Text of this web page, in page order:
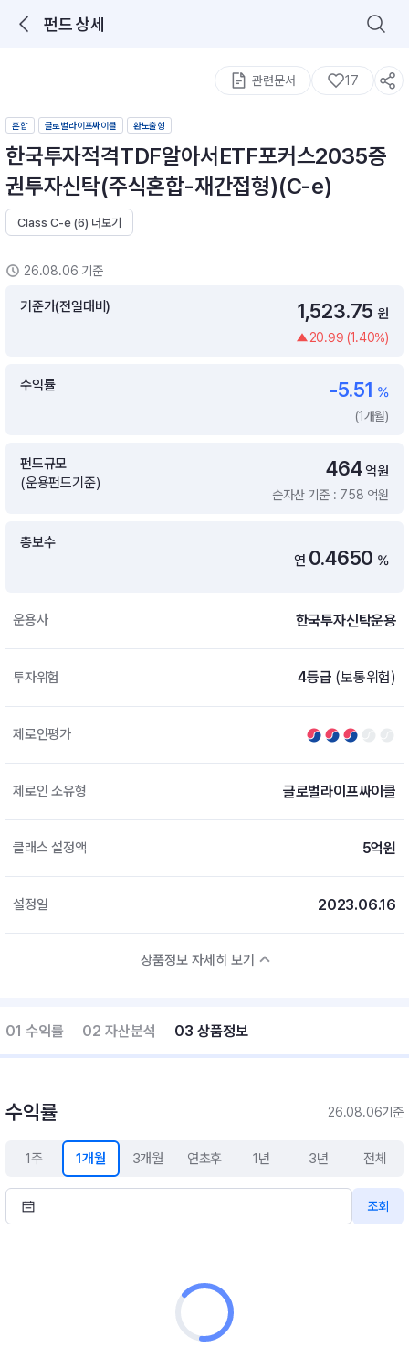
펀드 상세
구성종목 검색
관련문서 17
혼합 글로벌라이프싸이클 환노출형
한국투자적격TDF알아서ETF포커스2035증
권투자신탁(주식혼합-재간접형)(C-e)
Class C-e (6) 더보기
26.08.06 기준
기준가(전일대비) 1,523.75 원
20.99 (1.40%)
수익률 -5.51 %
(1개월)
펀드규모
(운용펀드기준)
464 억원
순자산 기준 : 758 억원
총보수
연 0.4650 %
운용사 한국투자신탁운용
투자위험 4등급 (보통위험)
제로인평가
제로인 소유형 글로벌라이프싸이클
클래스 설정액 5억원
설정일 2023.06.16
상품정보 자세히 보기
01 수익률 02 자산분석 03 상품정보
수익률 26.08.06기준
1주 1개월 3개월 연초후 1년 3년 전체
조회
추천 메뉴
ETF 랭킹
월배당 · 모으기 · 포트래빗 관리
월배당 포트
포트래빗 관리
미국 ETF 검색
ETF 비교
연금 ETF 검색
ETF트렌드 ETF 랭킹 · ETF 찾기 · 종목찾기
미국ETF테마
연금 펀드 검색
투자 라이브러리
ETF 처음투자
내맘대로 만들기
DIY 포트 관리
고객라운지
이벤트
공지사항
FAQ